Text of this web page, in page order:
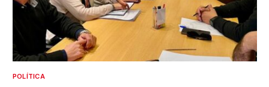
POLÍTICA